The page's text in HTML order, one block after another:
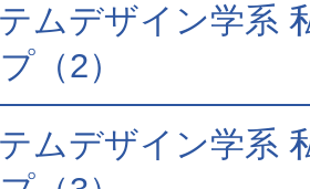
ムデザイン学系
（2）
ムデザイン学系